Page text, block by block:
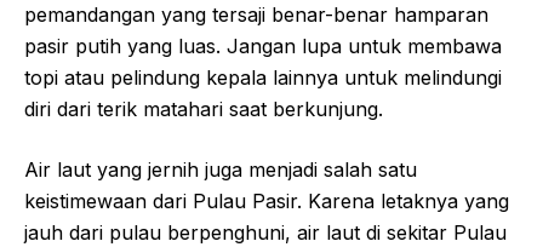
pemandangan yang tersaji benar-benar hamparan
pasir putih yang luas. Jangan lupa untuk membawa
topi atau pelindung kepala lainnya untuk melindungi
diri dari terik matahari saat berkunjung.
Air laut yang jernih juga menjadi salah satu
keistimewaan dari Pulau Pasir. Karena letaknya yang
jauh dari pulau berpenghuni, air laut di sekitar Pulau